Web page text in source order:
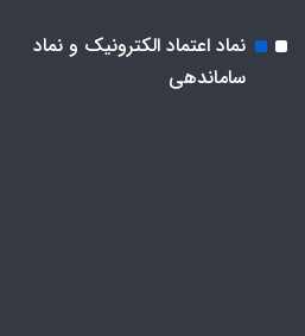
نماد اعتماد الکترونیک و نماد
ساماندهی